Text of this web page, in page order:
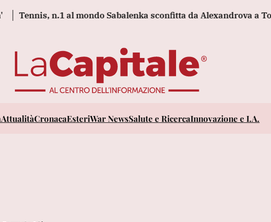
n.1 al mondo Sabalenka sconfitta da Alexandrova a Toronto
AttualitàCronacaEsteriWar NewsSalute e RicercaInnovazione e I.A.